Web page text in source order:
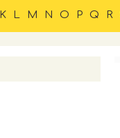
K L M N O P Q R